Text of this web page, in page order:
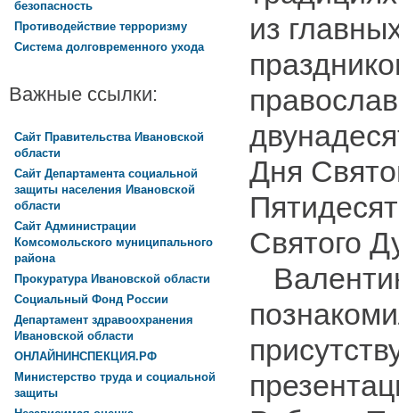
из
Дня
Святого
безопасность
Противодействие терроризму
Система долговременного ухода
Важные ссылки:
Сайт Правительства Ивановской
области
Сайт Департамента социальной
защиты населения Ивановской
области
Сайт Администрации
Комсомольского муниципального
района
Прокуратура Ивановской области
Социальный Фонд России
Департамент здравоохранения
Ивановской области
ОНЛАЙНИНСПЕКЦИЯ.РФ
Министерство труда и социальной
защиты